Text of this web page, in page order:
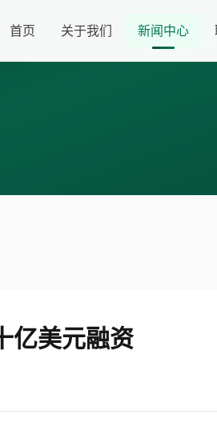
首页 关于我们 新闻中心
亿美元融资